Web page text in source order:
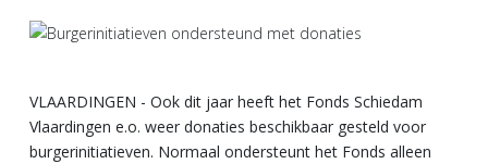
VLAARDINGEN - Ook dit jaar heeft het Fonds Schiedam
Vlaardingen e.o. weer donaties beschikbaar gesteld voor
burgerinitiatieven. Normaal ondersteunt het Fonds alleen